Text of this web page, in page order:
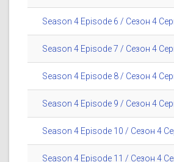
Season 4 Episode 6 / Сезон 4
Season 4 Episode 7 / Сезон 4
Season 4 Episode 8 / Сезон 4
Season 4 Episode 9 / Сезон 4
Season 4 Episode 10 / Сезон 4
Season 4 Episode 11 / Сезон 4